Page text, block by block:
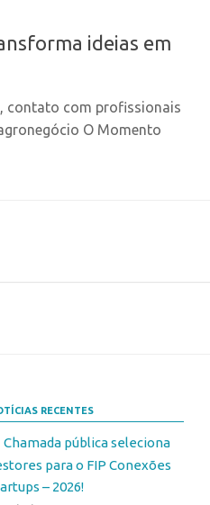
ideias em
contato com profissionais
O Momento
RECENTES
Chamada pública seleciona
para o FIP Conexões
– 2026!